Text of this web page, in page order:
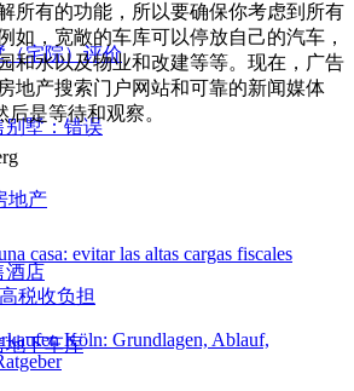
（宅院）评价
别墅：错误
地产
酒店
地下车库
所有的功能，所以要确保你考虑到所有
如，宽敞的车库可以停放自己的汽车，
和水以及物业和改建等等。现在，广告
地产搜索门户网站和可靠的新闻媒体
后是等待和观察。
税收负担